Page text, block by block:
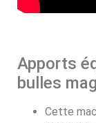
Apports
bulles
Cette